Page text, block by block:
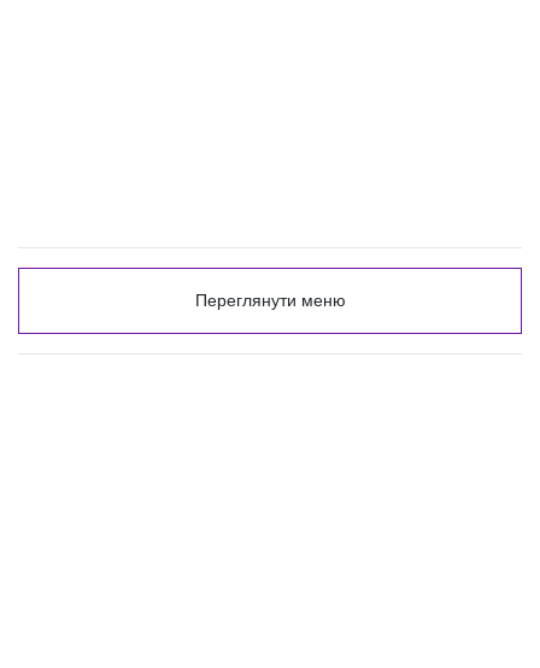
Переглянути меню